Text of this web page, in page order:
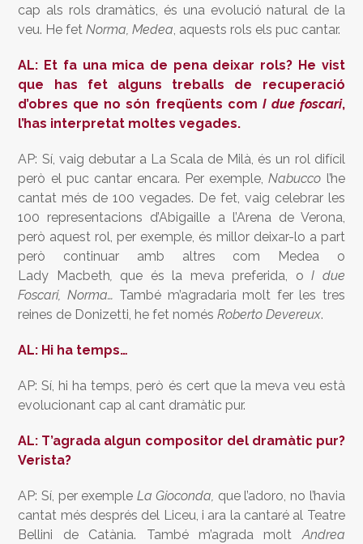
cap als rols dramàtics, és una evolució natural de la
veu. He fetNorma, Medea, aquests rols els puc cantar.
AL: Et fa una mica de pena deixar rols? He vist
que has fet alguns treballs de recuperació
d’obres que no són freqüents com I due foscari,
l’has interpretat moltes vegades.
AP: Sí, vaig debutar a La Scala de Milà, és un rol difícil
però el puc cantar encara. Per exemple,Nabucco l’he
cantat més de 100 vegades. De fet, vaig celebrar les
100 representacions d’Abigaille a l’Arena de Verona,
però aquest rol, per exemple, és millor deixar-lo a part
però continuar amb altres com Medea o
Lady
Macbeth, que és la meva preferida, oI due
Foscari, Norma… També m’agradaria molt fer les tres
reines de Donizetti, he fet nomésRoberto Devereux.
AL: Hi ha temps…
AP: Sí, hi ha temps, però és cert que la meva veu està
evolucionant cap al cant dramàtic pur.
AL: T’agrada algun compositor del dramàtic pur?
Verista?
AP: Sí, per exemple La Gioconda, que l’adoro, no l’havia
cantat més després del Liceu, i ara la cantaré al Teatre
Bellini de Catània. També m’agrada moltAndrea